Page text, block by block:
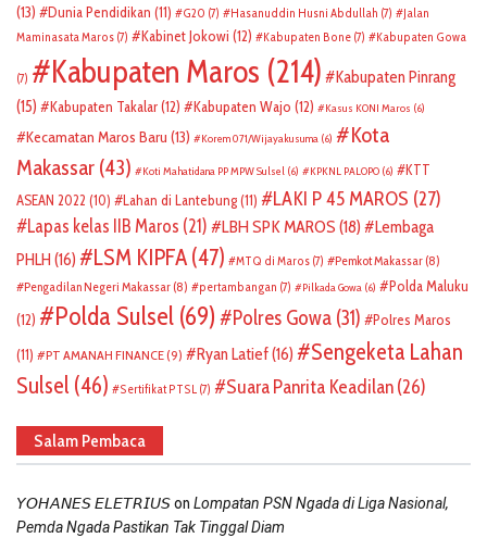
(13)
Dunia Pendidikan (11) G20 (7) Hasanuddin Husni Abdullah (7)
Jalan
Maminasata Maros (7) Kabinet Jokowi (12) Kabupaten Bone (7) Kabupaten Gowa
(7) Kabupaten Maros (214)
Kabupaten Pinrang
(15)
Kabupaten Takalar(12) Kabupaten Wajo (12) Kasus KONI Maros (6)
Kecamatan Maros Baru (13) Korem 071/Wijayakusuma (6)
Kota
Makassar (43) Koti Mahatidana PP MPW Sulsel (6) KPKNL PALOPO (6)
KTT
ASEAN 2022 (10) Lahan di Lantebung(11) LAKI P 45 MAROS (27)
Lapas kelas IIB Maros (21) LBH SPK MAROS (18)
Lembaga
PHLH (16) LSM KIPFA (47) MTQ di Maros (7) Pemkot Makassar (8)
Pengadilan Negeri Makassar (8) pertambangan (7) Pilkada Gowa (6)
Polda Maluku
(12)
Polda Sulsel (69) Polres Gowa (31)
Polres Maros
(11)
PT AMANAH FINANCE(9) Ryan Latief(16)
Sengeketa Lahan
Sulsel (46) Sertifikat PTSL (7) Suara Panrita Keadilan(26)
Salam Pembaca
𝘠𝘖𝘏𝘈𝘕𝘌𝘚 𝘌𝘓𝘌𝘛𝘙𝘐𝘜𝘚on Lompatan PSN Ngada di Liga Nasional,
Pemda Ngada Pastikan Tak Tinggal Diam